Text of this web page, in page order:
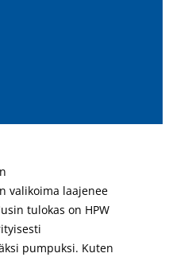
valikoima laajenee
tulokas on HPW
pumpuksi. Kuten